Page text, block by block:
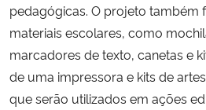
pedagógicas. O projeto
materiais escolares, como
marcadores de texto, canetas e
de uma impressora e kits de
que serão utilizados em ações